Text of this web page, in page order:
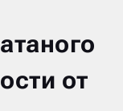
от